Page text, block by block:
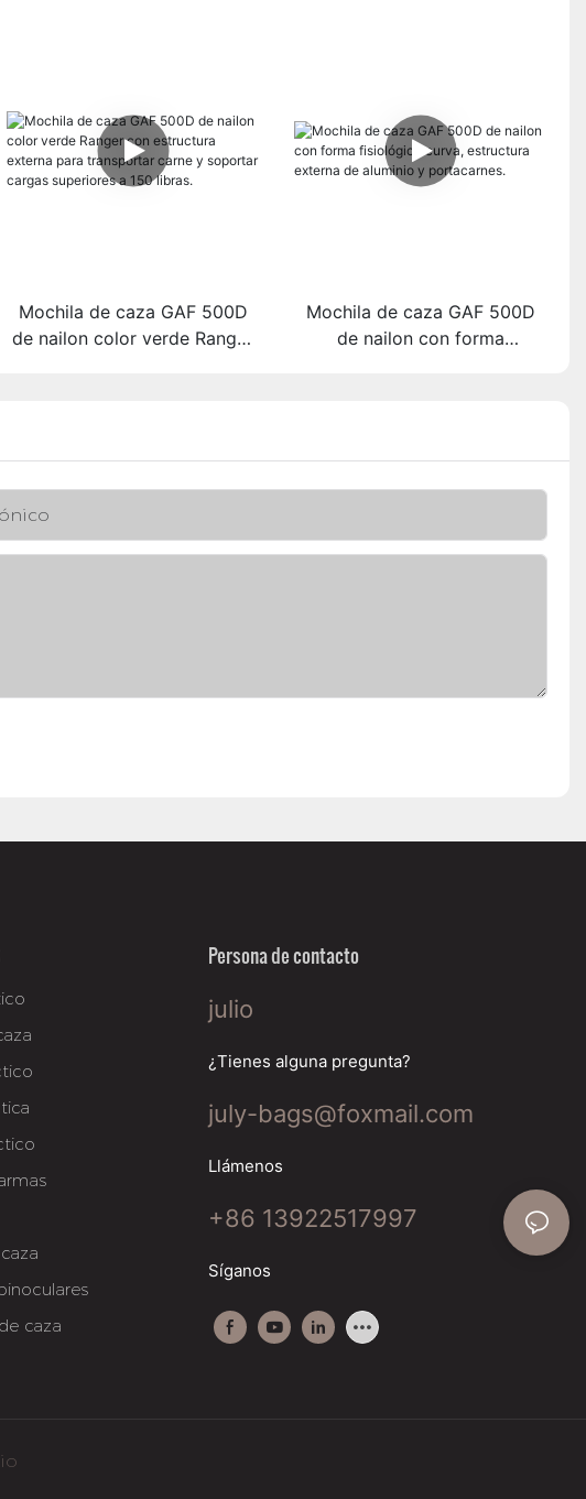
Mochila de caza GAF 500D
de nailon color verde Ranger
Mochila de caza GAF 500D
de nailon con forma
caza
Persona de contacto
julio
¿Tienes alguna pregunta?
july-bags@foxmail.com
Llámenos
+86 13922517997
Síganos